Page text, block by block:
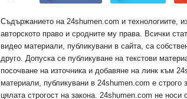
Съдържанието на 24shumen.com и технологиите,
авторското право и сродните му права. Всички
видео материали, публикувани в сайта, са
друго. Допуска се публикуване на текстови
посочване на източника и добавяне на линк към
материали, публикувани в 24shumen.com е
цялата строгост на закона. 24shumen.com не